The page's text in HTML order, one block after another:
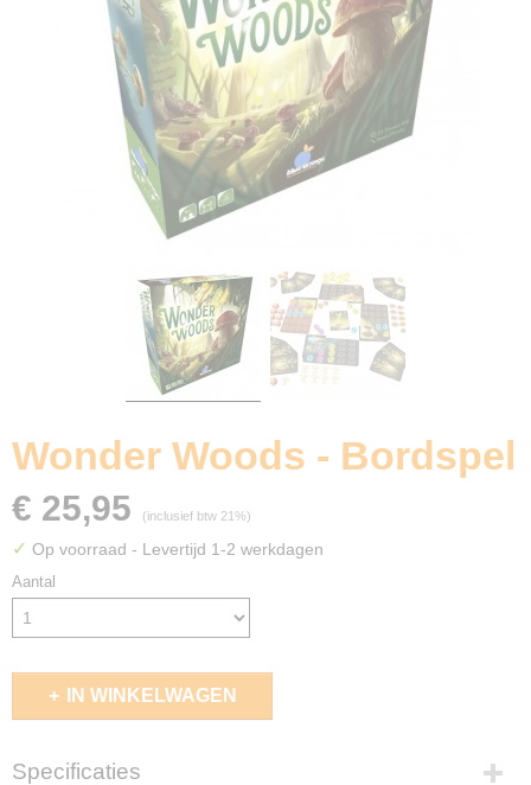
Wonder Woods - Bordspel
€ 25,95 (inclusief btw 21%)
✓ Op voorraad - Levertijd 1-2 werkdagen
Aantal
IN WINKELWAGEN
Specificaties